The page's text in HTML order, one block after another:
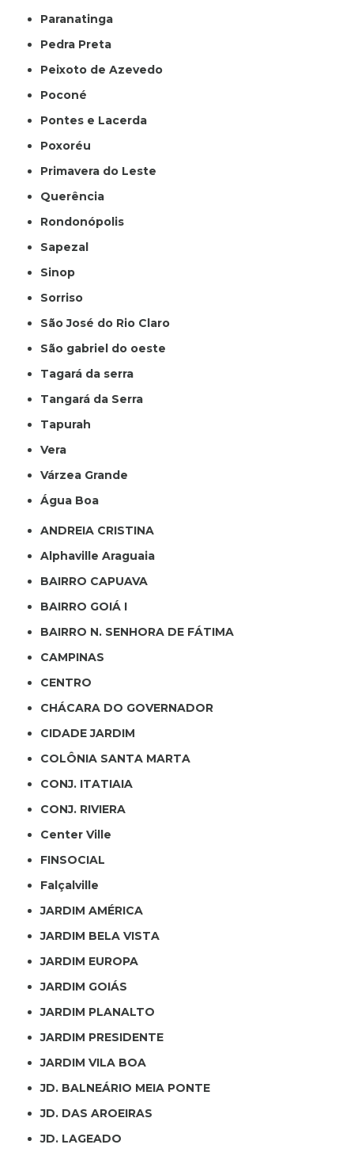
Paranatinga
Pedra Preta
Peixoto de Azevedo
Poconé
Pontes e Lacerda
Poxoréu
Primavera do Leste
Querência
Rondonópolis
Sapezal
Sinop
Sorriso
São José do Rio Claro
São gabriel do oeste
Tagará da serra
Tangará da Serra
Tapurah
Vera
Várzea Grande
Água Boa
ANDREIA CRISTINA
Alphaville Araguaia
BAIRRO CAPUAVA
BAIRRO GOIÁ I
BAIRRO N. SENHORA DE FÁTIMA
CAMPINAS
CENTRO
CHÁCARA DO GOVERNADOR
CIDADE JARDIM
COLÔNIA SANTA MARTA
CONJ. ITATIAIA
CONJ. RIVIERA
Center Ville
FINSOCIAL
Falçalville
JARDIM AMÉRICA
JARDIM BELA VISTA
JARDIM EUROPA
JARDIM GOIÁS
JARDIM PLANALTO
JARDIM PRESIDENTE
JARDIM VILA BOA
JD. BALNEÁRIO MEIA PONTE
JD. DAS AROEIRAS
JD. LAGEADO